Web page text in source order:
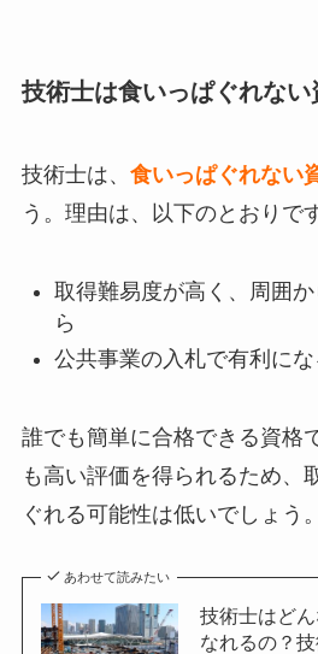
技術士は食いっぱぐれない
技術士は、 食いっぱぐれない
う。理由は、以下のとおりで
取得難易度が高く、周囲
ら
公共事業の入札で有利に
誰でも簡単に合格できる資格
も高い評価を得られるため、
ぐれる可能性は低いでしょう。
あわせて読みたい
技術士はど
なれるの？